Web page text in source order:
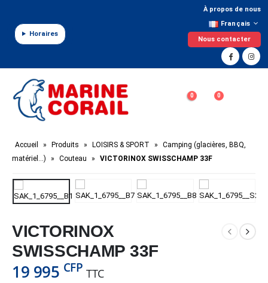
Horaires
À propos de nous
Français
Nous contacter
0 0
Accueil » Produits » LOISIRS & SPORT »
Camping (glacières, BBQ,
matériel…)
» Couteau » VICTORINOX SWISSCHAMP 33F
VICTORINOX
SWISSCHAMP 33F
19 995 CFP TTC